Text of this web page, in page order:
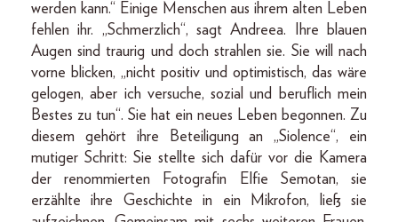
werden kann.“ Einige Menschen aus ihrem alten Leben
fehlen ihr. „Schmerzlich“, sagt Andreea. Ihre blauen
Augen sind traurig und doch strahlen sie. Sie will nach
vorne blicken, „nicht positiv und optimistisch, das wäre
gelogen, aber ich versuche, sozial und beruflich mein
Bestes zu tun“. Sie hat ein neues Leben begonnen. Zu
diesem gehört ihre Beteiligung an „Siolence“, ein
mutiger Schritt: Sie stellte sich dafür vor die Kamera
der renommierten Fotografin Elfie Semotan, sie
erzählte ihre Geschichte in ein Mikro­fon, ließ sie